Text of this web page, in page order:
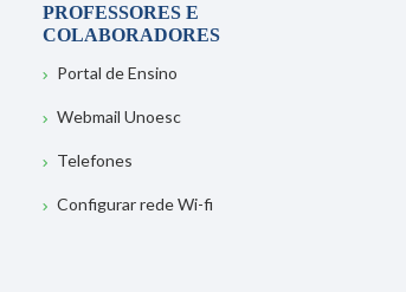
PROFESSORES E
COLABORADORES
Portal de Ensino
Webmail Unoesc
Telefones
Configurar rede Wi-fi